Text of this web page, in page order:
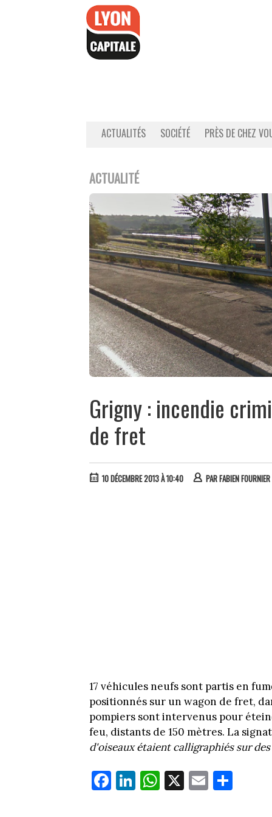
ACTUALITÉS SOCIÉTÉ PRÈS DE CHEZ
ACTUALITÉ
Grigny : incendie
de fret
10 DÉCEMBRE 2013 À 10:40 PARFABIEN FOURNIER
17 véhicules neufs sont partis en
positionnés sur un wagon de fret,
pompiers sont intervenus pour
feu, distants de 150 mètres. La
d'oiseaux étaient calligraphiés sur
Fa
ce
Li
nk
W
ha
X E
m